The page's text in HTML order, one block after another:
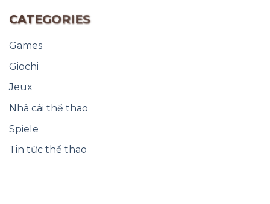
CATEGORIES
Games
Giochi
Jeux
Nhà cái thể thao
Spiele
Tin tức thể thao